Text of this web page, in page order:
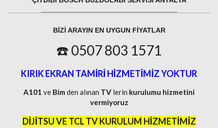
BIZI ARAYIN EN UYGUN FIYATLAR
☎️ 0507 803 1571
KIRIK EKRAN TAMİRİ HİZMETİMİZ YOKTUR
A101 ve Bim den alınan TV lerin kurulumu hizmetini
vermiyoruz
DİJİTSU VE TCL TV KURULUM HİZMETİMİZ